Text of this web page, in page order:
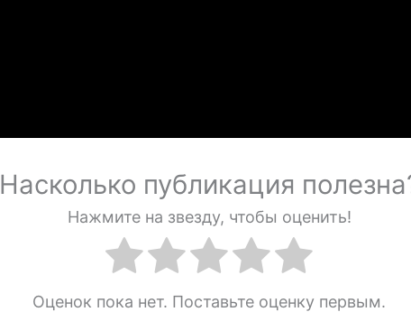
Насколько публикация
Нажмите на звезду, чтобы оценить!
Оценок пока нет. Поставьте оценку первым.